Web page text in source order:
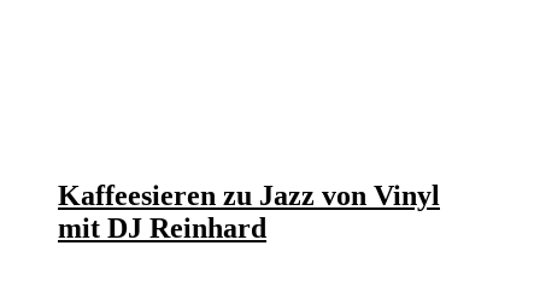
Kaffeesieren zu Jazz von Vinyl
mit DJ Reinhard